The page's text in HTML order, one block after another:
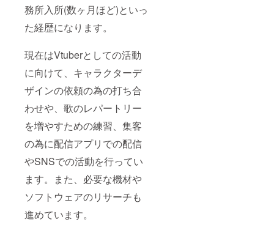
務所入所(数ヶ月ほど)といっ
た経歴になります。
現在はVtuberとしての活動
に向けて、キャラクターデ
ザインの依頼の為の打ち合
わせや、歌のレパートリー
を増やすための練習、集客
の為に配信アプリでの配信
やSNSでの活動を行ってい
ます。また、必要な機材や
ソフトウェアのリサーチも
進めています。